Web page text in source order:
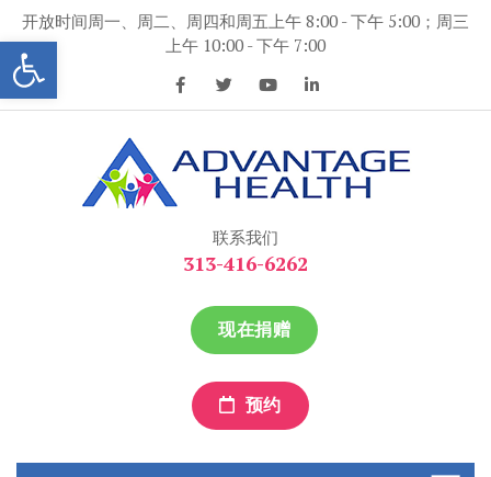
打开工具条
容
开放时间周一、周二、周四和周五上午 8:00 - 下午 5:00；周三
上午 10:00 - 下午 7:00
联系我们
313-416-6262
现在捐赠
预约